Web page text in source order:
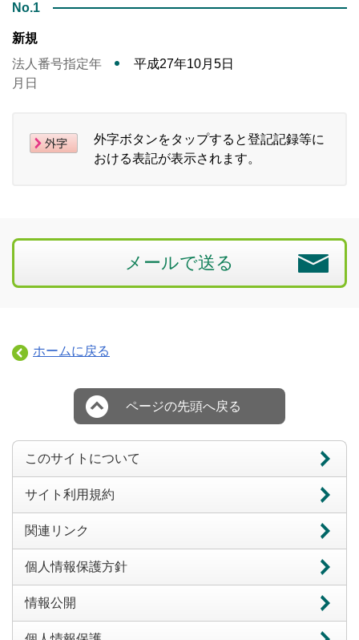
No.1
新規
法人番号指定年
月日
平成27年10月5日
外字ボタンをタップすると登記記録等に
おける表記が表示されます。
メールで送る
ホームに戻る
ページの先頭へ戻る
このサイトについて
サイト利用規約
関連リンク
個人情報保護方針
情報公開